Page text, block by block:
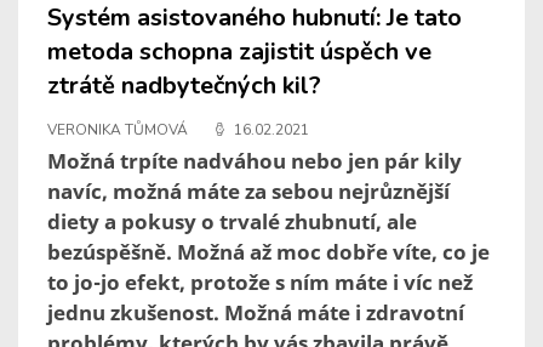
Systém asistovaného hubnutí: Je tato
metoda schopna zajistit úspěch ve
ztrátě nadbytečných kil?
VERONIKA TŮMOVÁ 16.02.2021
Možná trpíte nadváhou nebo jen pár kily
navíc, možná máte za sebou nejrůznější
diety a pokusy o trvalé zhubnutí, ale
bezúspěšně. Možná až moc dobře víte, co je
to jo-jo efekt, protože s ním máte i víc než
jednu zkušenost. Možná máte i zdravotní